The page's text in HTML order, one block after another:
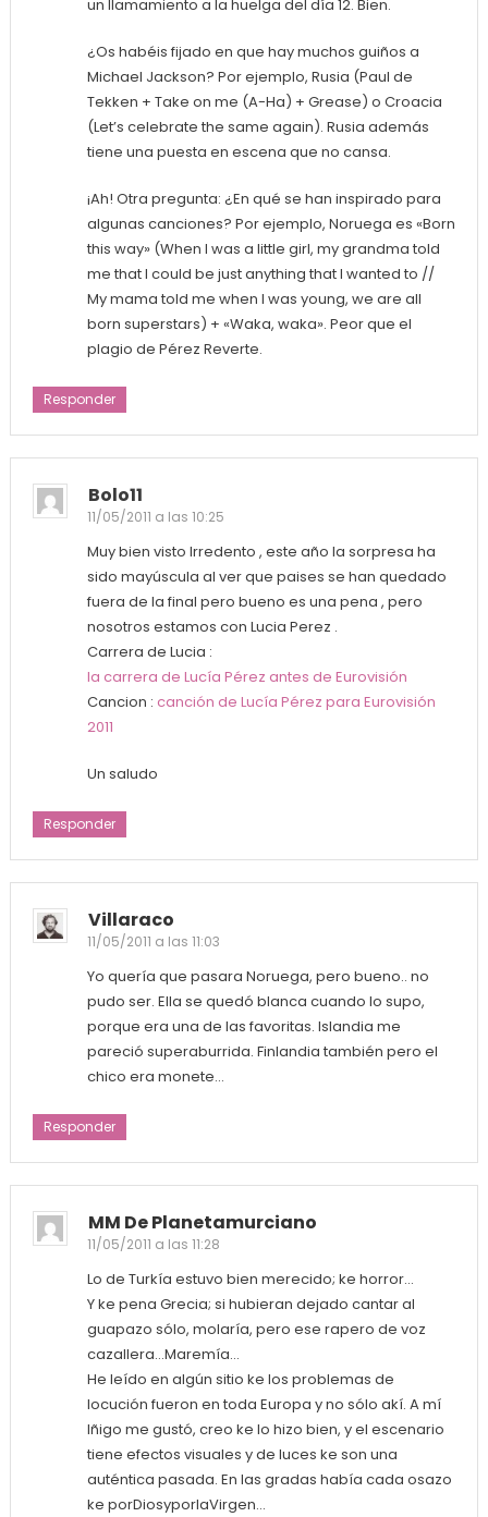
un llamamiento a la huelga del día 12. Bien.
¿Os habéis fijado en que hay muchos guiños a
Michael Jackson? Por ejemplo, Rusia (Paul de
Tekken + Take on me (A-Ha) + Grease) o Croacia
(Let’s celebrate the same again). Rusia además
tiene una puesta en escena que no cansa.
¡Ah! Otra pregunta: ¿En qué se han inspirado para
algunas canciones? Por ejemplo, Noruega es «Born
this way» (When I was a little girl, my grandma told
me that I could be just anything that I wanted to //
My mama told me when I was young, we are all
born superstars) + «Waka, waka». Peor que el
plagio de Pérez Reverte.
Responder
Bolo11
11/05/2011 a las 10:25
Muy bien visto Irredento , este año la sorpresa ha
sido mayúscula al ver que paises se han quedado
fuera de la final pero bueno es una pena , pero
nosotros estamos con Lucia Perez .
Carrera de Lucia :
la carrera de Lucía Pérez antes de Eurovisión
Cancion : canción de Lucía Pérez para Eurovisión
2011
Un saludo
Responder
Villaraco
11/05/2011 a las 11:03
Yo quería que pasara Noruega, pero bueno.. no
pudo ser. Ella se quedó blanca cuando lo supo,
porque era una de las favoritas. Islandia me
pareció superaburrida. Finlandia también pero el
chico era monete…
Responder
MM De Planetamurciano
11/05/2011 a las 11:28
Lo de Turkía estuvo bien merecido; ke horror…
Y ke pena Grecia; si hubieran dejado cantar al
guapazo sólo, molaría, pero ese rapero de voz
cazallera…Maremía…
He leído en algún sitio ke los problemas de
locución fueron en toda Europa y no sólo akí. A mí
Iñigo me gustó, creo ke lo hizo bien, y el escenario
tiene efectos visuales y de luces ke son una
auténtica pasada. En las gradas había cada osazo
ke porDiosyporlaVirgen…